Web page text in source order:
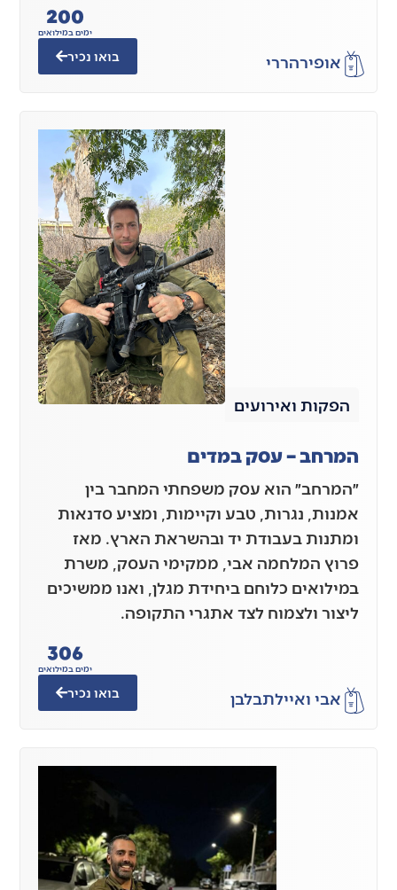
אופירהררי
ימים במילואים
200
בואו נכיר
הפקות ואירועים
המרחב – עסק במדים
״המרחב״ הוא עסק משפחתי המחבר בין
אמנות, נגרות, טבע וקיימות, ומציע סדנאות
ומתנות בעבודת יד ובהשראת הארץ. מאז
פרוץ המלחמה אבי, ממקימי העסק, משרת
במילואים כלוחם ביחידת מגלן, ואנו ממשיכים
ליצור ולצמוח לצד אתגרי התקופה.
אבי ואיילתבלבן
ימים במילואים
306
בואו נכיר